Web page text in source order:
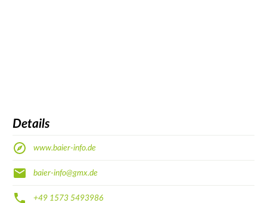
Details
www.baier-info.de
baier-info@gmx.de
+49 1573 5493986